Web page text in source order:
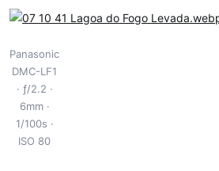
Panasonic
DMC-LF1
ƒ/2.2
6mm
1/100s
ISO 80